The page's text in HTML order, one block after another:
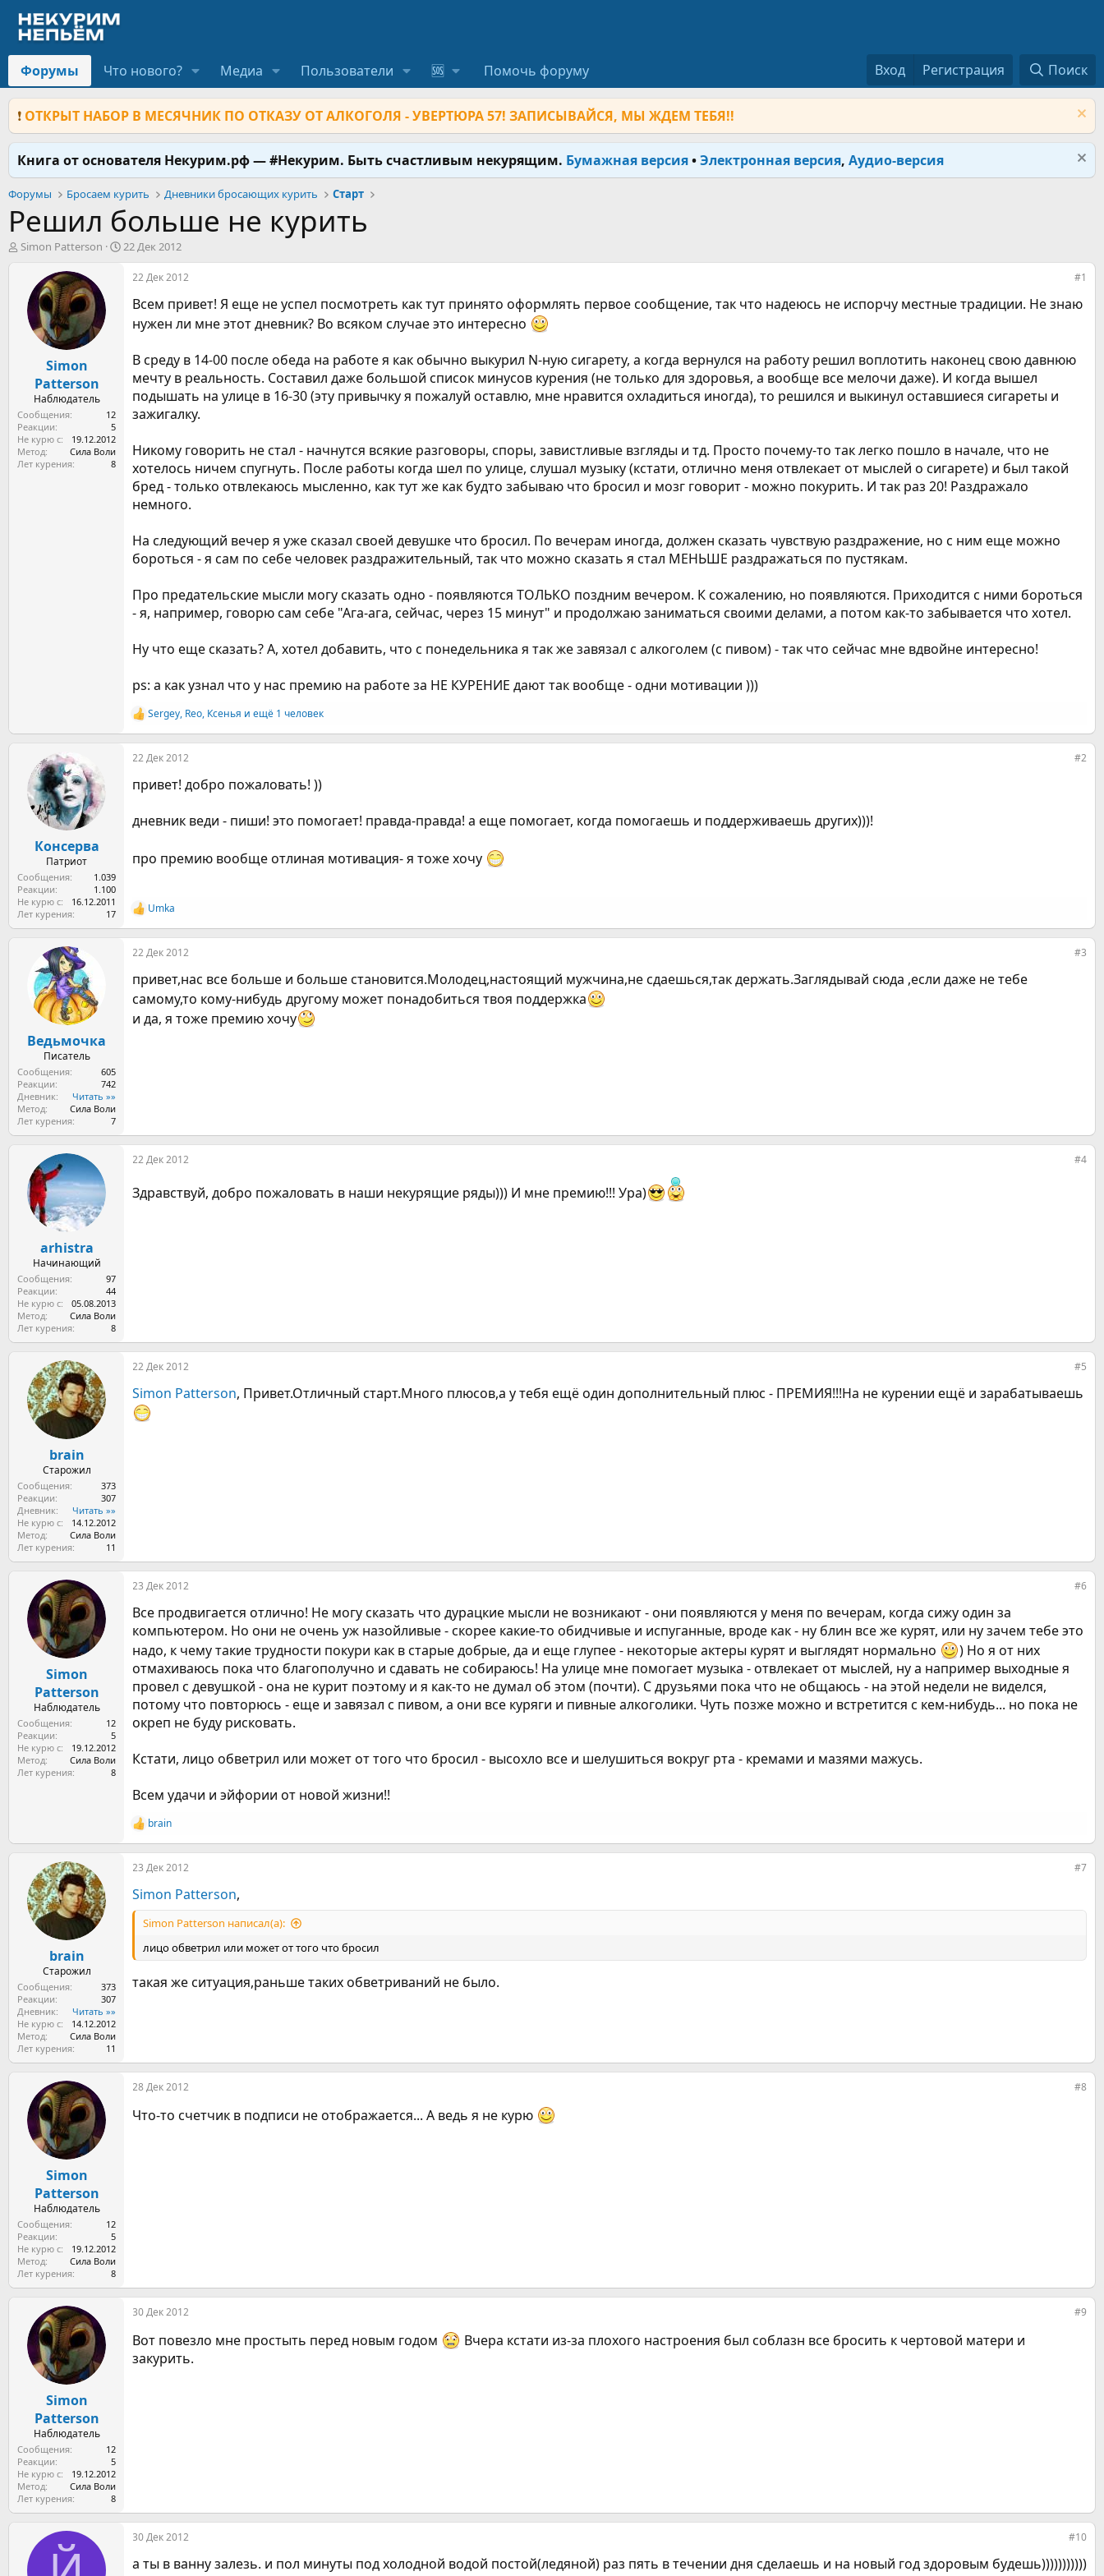
Форумы Что нового? Медиа Пользователи 🆘 Помочь форуму Вход Регистрация Поиск
❗ ОТКРЫТ НАБОР В МЕСЯЧНИК ПО ОТКАЗУ ОТ АЛКОГОЛЯ - УВЕРТЮРА 57! ЗАПИСЫВАЙСЯ, МЫ ЖДЕМ ТЕБЯ!!
Книга от основателя Некурим.рф — #Некурим. Быть счастливым некурящим. Бумажная версия•Электронная версия, Аудио-версия
Форумы Бросаем курить Дневники бросающих курить Старт
Решил больше не курить
А
Simon Patterson
Д
а
22 Дек 2012
Simon
Patterson
Наблюдатель
Сообщения
12
Реакции
5
Не курю с
19.12.2012
Метод
Сила Воли
Лет курения
8
22 Дек 2012 #1
Всем привет! Я еще не успел посмотреть как тут принято оформлять первое сообщение, так что надеюсь не испорчу местные традиции. Не знаю
нужен ли мне этот дневник? Во всяком случае это интересно
В среду в 14-00 после обеда на работе я как обычно выкурил N-ную сигарету, а когда вернулся на работу решил воплотить наконец свою давнюю
мечту в реальность. Составил даже большой список минусов курения (не только для здоровья, а вообще все мелочи даже). И когда вышел
подышать на улице в 16-30 (эту привычку я пожалуй оставлю, мне нравится охладиться иногда), то решился и выкинул оставшиеся сигареты и
зажигалку.
Никому говорить не стал - начнутся всякие разговоры, споры, завистливые взгляды и тд. Просто почему-то так легко пошло в начале, что не
хотелось ничем спугнуть. После работы когда шел по улице, слушал музыку (кстати, отлично меня отвлекает от мыслей о сигарете) и был такой
бред - только отвлекаюсь мысленно, как тут же как будто забываю что бросил и мозг говорит - можно покурить. И так раз 20! Раздражало
немного.
На следующий вечер я уже сказал своей девушке что бросил. По вечерам иногда, должен сказать чувствую раздражение, но с ним еще можно
бороться - я сам по себе человек раздражительный, так что можно сказать я стал МЕНЬШЕ раздражаться по пустякам.
Про предательские мысли могу сказать одно - появляются ТОЛЬКО поздним вечером. К сожалению, но появляются. Приходится с ними бороться
- я, например, говорю сам себе "Ага-ага, сейчас, через 15 минут" и продолжаю заниматься своими делами, а потом как-то забывается что хотел.
Ну что еще сказать? А, хотел добавить, что с понедельника я так же завязал с алкоголем (с пивом) - так что сейчас мне вдвойне интересно!
ps: а как узнал что у нас премию на работе за НЕ КУРЕНИЕ дают так вообще - одни мотивации )))
Р
е
а
к
и
Sergey, Reo, Ксенья и ещё 1 человек
Консерва
Патриот
Сообщения
1.039
Реакции
1.100
Не курю с
16.12.2011
Лет курения
17
22 Дек 2012 #2
привет! добро пожаловать! ))
дневник веди - пиши! это помогает! правда-правда! а еще помогает, когда помогаешь и поддерживаешь других)))!
про премию вообще отлиная мотивация- я тоже хочу
Р
е
а
к
и
:
Umka
Ведьмочка
Писатель
Сообщения
605
Реакции
742
Дневник
Читать »»
Метод
Сила Воли
Лет курения
7
22 Дек 2012 #3
привет,нас все больше и больше становится.Молодец,настоящий мужчина,не сдаешься,так держать.Заглядывай сюда ,если даже не тебе
самому,то кому-нибудь другому может понадобиться твоя поддержка
и да, я тоже премию хочу
arhistra
Начинающий
Сообщения
97
Реакции
44
Не курю с
05.08.2013
Метод
Сила Воли
Лет курения
8
22 Дек 2012 #4
Здравствуй, добро пожаловать в наши некурящие ряды))) И мне премию!!! Ура)
brain
Старожил
Сообщения
373
Реакции
307
Дневник
Читать »»
Не курю с
14.12.2012
Метод
Сила Воли
Лет курения
11
22 Дек 2012 #5
Simon Patterson, Привет.Отличный старт.Много плюсов,а у тебя ещё один дополнительный плюс - ПРЕМИЯ!!!На не курении ещё и зарабатываешь
Simon
Patterson
Наблюдатель
Сообщения
12
Реакции
5
Не курю с
19.12.2012
Метод
Сила Воли
Лет курения
8
23 Дек 2012 #6
Все продвигается отлично! Не могу сказать что дурацкие мысли не возникают - они появляются у меня по вечерам, когда сижу один за
компьютером. Но они не очень уж назойливые - скорее какие-то обидчивые и испуганные, вроде как - ну блин все же курят, или ну зачем тебе это
надо, к чему такие трудности покури как в старые добрые, да и еще глупее - некоторые актеры курят и выглядят нормально
) Но я от них
отмахиваюсь пока что благополучно и сдавать не собираюсь! На улице мне помогает музыка - отвлекает от мыслей, ну а например выходные я
провел с девушкой - она не курит поэтому и я как-то не думал об этом (почти). С друзьями пока что не общаюсь - на этой недели не виделся,
потому что повторюсь - еще и завязал с пивом, а они все куряги и пивные алкоголики. Чуть позже можно и встретится с кем-нибудь... но пока не
окреп не буду рисковать.
Кстати, лицо обветрил или может от того что бросил - высохло все и шелушиться вокруг рта - кремами и мазями мажусь.
Всем удачи и эйфории от новой жизни!!
Р
е
а
к
и
и
brain
brain
Старожил
Сообщения
373
Реакции
307
Дневник
Читать »»
Не курю с
14.12.2012
Метод
Сила Воли
Лет курения
11
23 Дек 2012 #7
Simon Patterson,
Simon Patterson написал(а):
лицо обветрил или может от того что бросил
такая же ситуация,раньше таких обветриваний не было.
Simon
Patterson
Наблюдатель
Сообщения
12
Реакции
5
Не курю с
19.12.2012
Метод
Сила Воли
Лет курения
8
28 Дек 2012 #8
Что-то счетчик в подписи не отображается... А ведь я не курю
Simon
Patterson
Наблюдатель
Сообщения
12
Реакции
5
Не курю с
19.12.2012
Метод
Сила Воли
Лет курения
8
30 Дек 2012 #9
Вот повезло мне простыть перед новым годом
Вчера кстати из-за плохого настроения был соблазн все бросить к чертовой матери и
закурить.
30 Дек 2012 #10
а ты в ванну залезь. и пол минуты под холодной водой постой(ледяной) раз пять в течении дня сделаешь и на новый год здоровым будешь)))))))))))